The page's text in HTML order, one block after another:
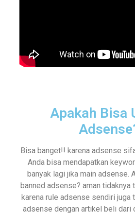
Apakah Bisa
Bisa banget!! karena adsense
Anda bisa mendapatkan
banyak lagi jika main adsense.
banned adsense? aman tidaknya
karena rule adsense sendiri juga
adsense dengan artikel beli dari